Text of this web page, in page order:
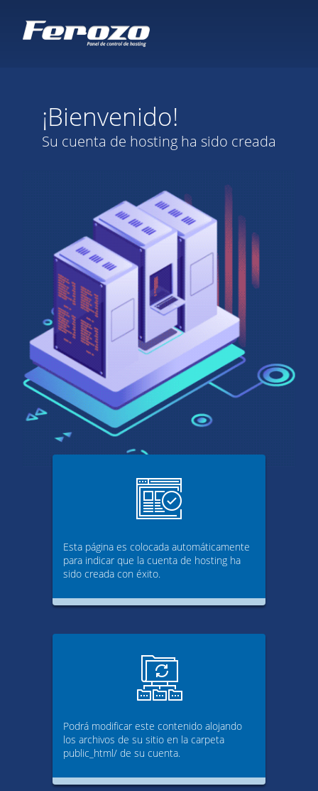
¡Bienvenido!
Su cuenta de hosting ha sido creada
Esta página es colocada automáticamente
para indicar que la cuenta de hosting ha
sido creada con éxito.
Podrá modificar este contenido alojando
los archivos de su sitio en la carpeta
public_html/ de su cuenta.